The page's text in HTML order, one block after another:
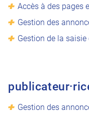
Accès à des pages
Gestion des
Gestion de la
Gestion des